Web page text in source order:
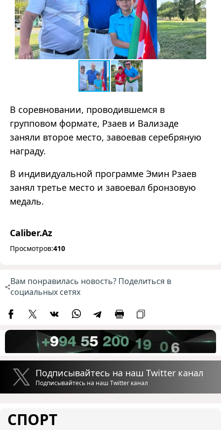
В соревновании, проводившемся в
групповом формате, Рзаев и Вализаде
заняли второе место, завоевав серебряную
награду.
В индивидуальной программе Эмин Рзаев
занял третье место и завоевал бронзовую
медаль.
Caliber.Az
Просмотров:410
Вам понравилась новость? Поделиться в
социальных сетях
Подписывайтесь на наш Twitter канал
Подписывайтесь на наш Twitter канал
СПОРТ